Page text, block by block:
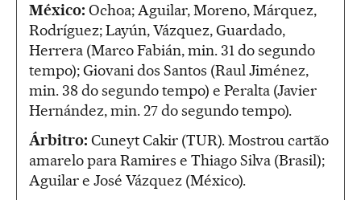
México: Ochoa; Aguilar, Moreno, Márquez,
Rodríguez; Layún, Vázquez, Guardado,
Herrera (Marco Fabián, min. 31 do segundo
tempo); Giovani dos Santos (Raul Jiménez,
min. 38 do segundo tempo) e Peralta (Javier
Hernández, min. 27 do segundo tempo).
Árbitro: Cuneyt Cakir (TUR). Mostrou cartão
amarelo para Ramires e Thiago Silva (Brasil);
Aguilar e José Vázquez (México).